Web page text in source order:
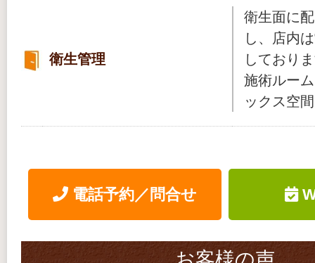
衛生管理
衛生面に
し、店内
しており
施術ルー
ックス空
電話予約／問合せ